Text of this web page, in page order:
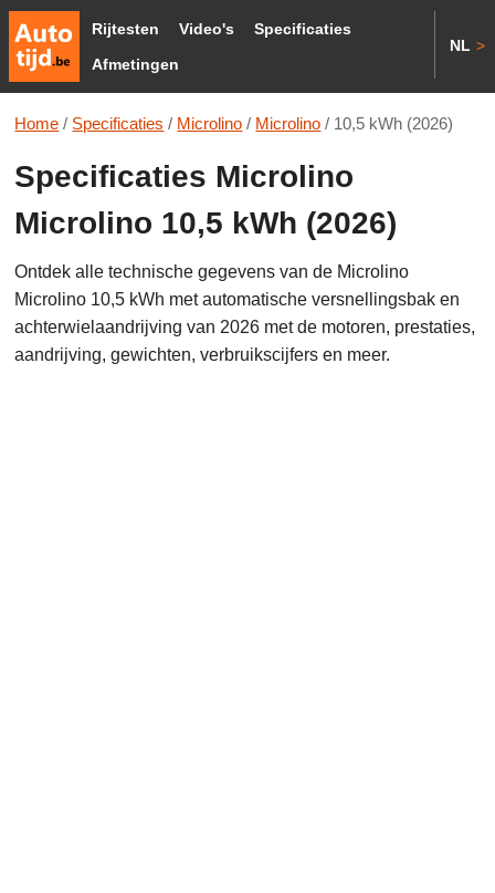
Rijtesten Video's
Specificaties
Afmetingen
NL >
Home / Specificaties / Microlino / Microlino / 10,5 kWh (2026)
Specificaties Microlino
Microlino 10,5 kWh (2026)
Ontdek alle technische gegevens van de Microlino
Microlino 10,5 kWh met automatische versnellingsbak en
achterwielaandrijving van 2026 met de motoren, prestaties,
aandrijving, gewichten, verbruikscijfers en meer.